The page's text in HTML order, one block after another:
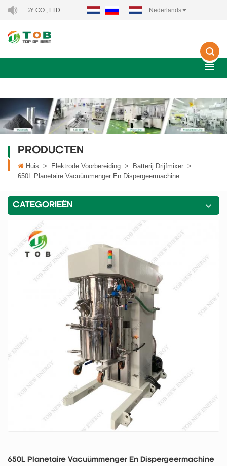
CO., LTD.. Nederlands
PRODUCTEN
Huis > Elektrode Voorbereiding > Batterij Drijfmixer >
650L Planetaire Vacuümmenger En Dispergeermachine
CATEGORIEËN
650L Planetaire Vacuümmenger En Dispergeermachine